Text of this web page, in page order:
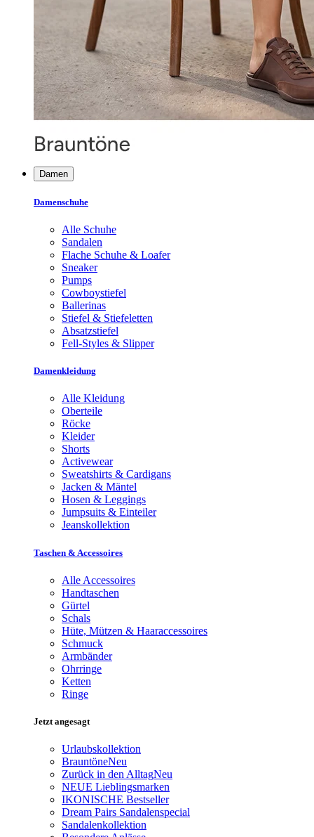
Damen
Damenschuhe
Alle Schuhe
Sandalen
Flache Schuhe & Loafer
Sneaker
Pumps
Cowboystiefel
Ballerinas
Stiefel & Stiefeletten
Absatzstiefel
Fell-Styles & Slipper
Damenkleidung
Alle Kleidung
Oberteile
Röcke
Kleider
Shorts
Activewear
Sweatshirts & Cardigans
Jacken & Mäntel
Hosen & Leggings
Jumpsuits & Einteiler
Jeanskollektion
Taschen & Accessoires
Alle Accessoires
Handtaschen
Gürtel
Schals
Hüte, Mützen & Haaraccessoires
Schmuck
Armbänder
Ohrringe
Ketten
Ringe
Jetzt angesagt
Urlaubskollektion
BrauntöneNeu
Zurück in den AlltagNeu
NEUE Lieblingsmarken
IKONISCHE Bestseller
Dream Pairs Sandalenspecial
Sandalenkollektion